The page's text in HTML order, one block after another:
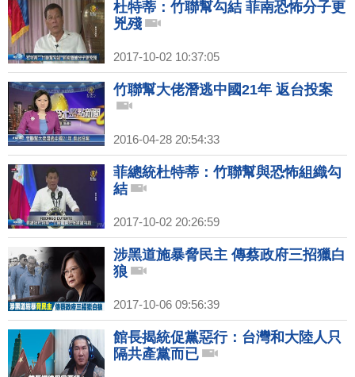
杜特蒂：竹聯幫勾結 菲南恐怖分子更
兇殘
2017-10-02 10:37:05
竹聯幫大佬潛逃中國21年 返台投案
2016-04-28 20:54:33
菲總統杜特蒂：竹聯幫與恐怖組織勾
結
2017-10-02 20:26:59
涉黑道施暴脅民主 傳蔡政府三招獵白
狼
2017-10-06 09:56:39
館長揭統促黨惡行：台灣和大陸人只
隔共產黨而已